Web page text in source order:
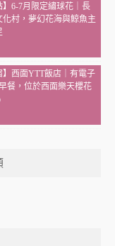
】6-7月限定繡球花｜長
化村，夢幻花海與鯨魚主
】西面YTT飯店｜有電子
餐，位於西面樂天櫻花